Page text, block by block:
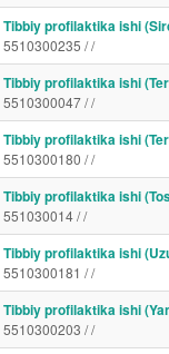
Tibbiy profilaktika ishi
5510300235 / /
Tibbiy profilaktika ishi
5510300047 / /
Tibbiy profilaktika ishi
5510300180 / /
Tibbiy profilaktika ishi
551030014 / /
Tibbiy profilaktika ishi
5510300181 / /
Tibbiy profilaktika ishi
5510300203 / /